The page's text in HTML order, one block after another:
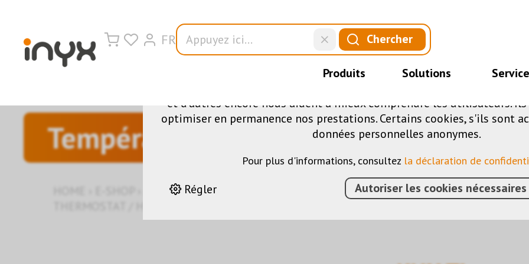
FR Chercher
Produits Solutions
Température / humidité
AUTOMATION DES BÂTIMENTS CAPTEURS ›TECHNIQUE DE
CE SITE UTILISE DES COOKIES
.
Nous utilisons différents cookies sur notre site web : certains sont
et d'autres encore nous aident à mieux comprendre les utilisateurs.
optimiser en permanence nos prestations. Certains cookies, s'ils sont
données personnelles anonymes.
Pour plus d'informations, consultez la déclaration de
Régler Autoriser les cookies nécessaires